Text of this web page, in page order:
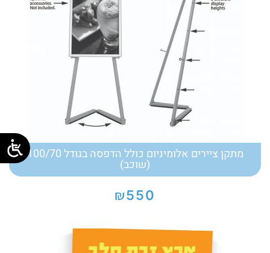
מתקן ציירים אלומיניום כולל הדפסה בגודל 100/70
(שוכב)
₪550